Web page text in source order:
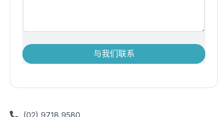
与我们联系
(02) 9718 9580